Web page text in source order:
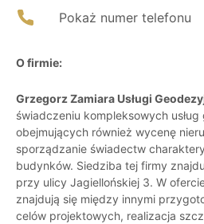
Pokaż numer telefonu
O firmie:
Grzegorz Zamiara Usługi
świadczeniu kompleksowych
obejmujących również wycenę
sporządzanie świadectw
budynków. Siedziba tej firmy
przy ulicy Jagiellońskiej 3. W
znajdują się między innymi
celów projektowych, realizacja